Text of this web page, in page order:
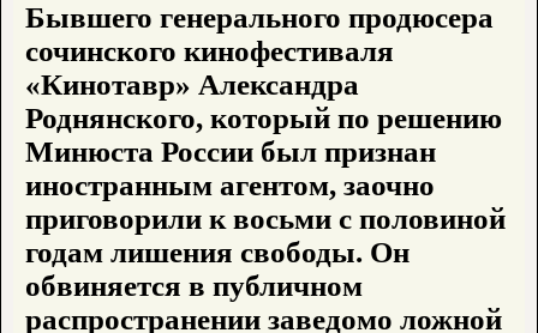
Бывшего генерального продюсера
сочинского кинофестиваля
«Кинотавр» Александра
Роднянского, который по решению
Минюста России был признан
иностранным агентом, заочно
приговорили к восьми с половиной
годам лишения свободы. Он
обвиняется в публичном
распространении заведомо ложной